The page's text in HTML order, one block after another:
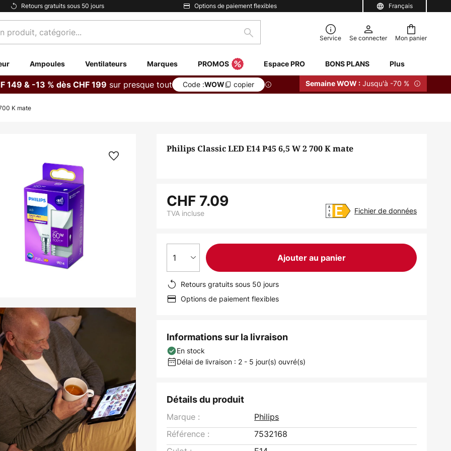
Français
Retours gratuits sous 50 jours Options de paiement flexibles
Mon panier
Rechercher Service Se connecter
Ampoules Ventilateurs Marques PROMOS Espace PRO BONS PLANS Plus
149 & -13 % dès CHF 199 sur presque tout Code :WOW copier Semaine WOW : Jusqu'à -70 %
K mate
Philips Classic LED E14 P45 6,5 W 2 700 K mate
CHF 7.09
TVA incluse Fichier de données
1 Ajouter au panier
Retours gratuits sous 50 jours
Options de paiement flexibles
Informations sur la livraison
En stock
Délai de livraison : 2 - 5 jour(s) ouvré(s)
Détails du produit
Marque :
Philips
Référence :
7532168